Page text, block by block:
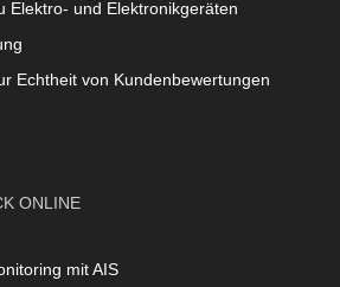
Elektro- und Elektronikgeräten
Echtheit von Kundenbewertungen
ONLINE
mit AIS